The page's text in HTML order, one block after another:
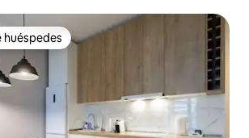
preferido
huéspedes